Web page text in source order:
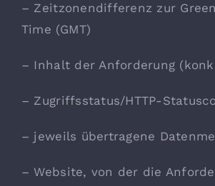
– Zeitzonendifferenz zur
Time (GMT)
– Inhalt der Anforderung
– Zugriffsstatus/HTTP-
– jeweils übertragene
– Website, von der die